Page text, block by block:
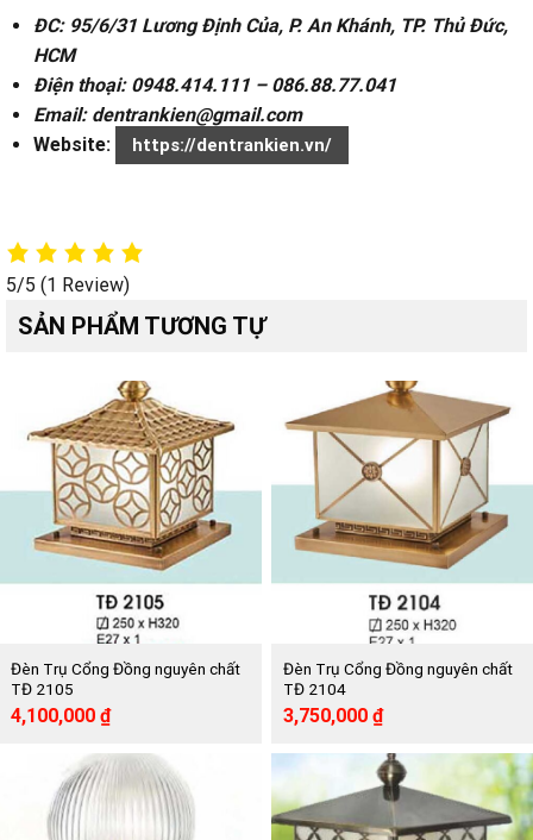
ĐC: 95/6/31 Lương Định Của, P. An Khánh, TP. Thủ Đức,
HCM
Điện thoại: 0948.414.111 – 086.88.77.041
Email: dentrankien@gmail.com
Website:
https://dentrankien.vn/
5/5 (1 Review)
SẢN PHẨM TƯƠNG TỰ
Đèn Trụ Cổng Đồng nguyên chất
TĐ 2105
Giá
8,268,000 ₫.
4,100,000 ₫Giá
tại
là:
4,100,000 ₫.
Đèn Trụ Cổng Đồng nguyên chất
TĐ 2104
Giá
là:
7,560,000 ₫.
3,750,000 ₫Giá
tại
là:
3,750,000 ₫.